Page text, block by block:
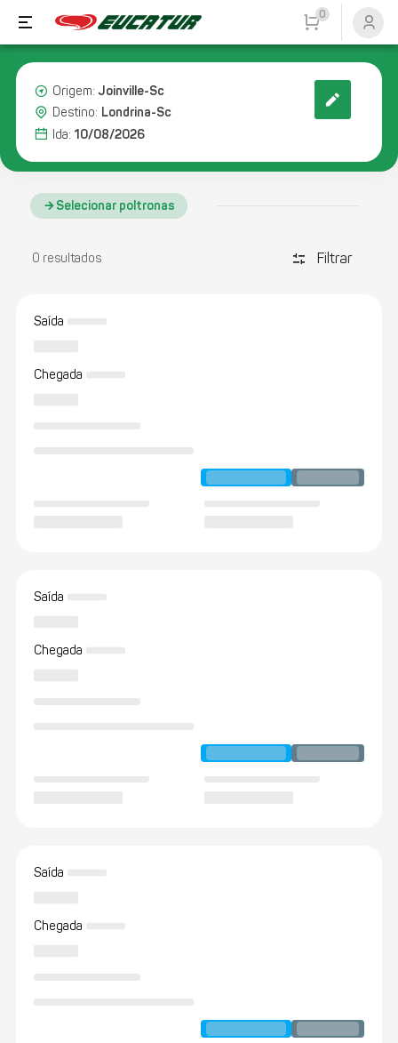
0
Origem: Joinville-Sc
Destino: Londrina-Sc
Ida: 10/08/2026
Selecionar poltronas
0 resultados discover_tune Filtrar
Saída
Chegada
Saída
Chegada
Saída
Chegada